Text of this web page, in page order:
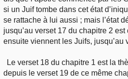
si un Juif tombe dans cet état
se rattache à lui aussi ; mais l’état
jusqu’au verset 17 du chapitre 2
ensuite viennent les Juifs, jusqu’au
Le verset 18 du chapitre 1 est la
depuis le verset 19 de ce même